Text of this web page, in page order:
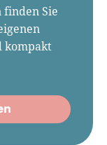
finden Sie
kompakt